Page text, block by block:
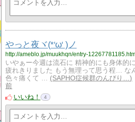
やっと夜ヾ(*‘ω‘ )ノ
http://ameblo.jp/muukhqn/entry-
いやぁー今週は流石に 精神的にも身体的
疲れきりました もう無理って思う程… な
色々痛くて …
SAPHO症候群のんびり…
前
いいね！
4